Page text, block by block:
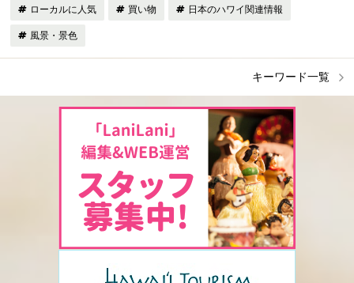
ローカルに人気 買い物 日本のハワイ関連情報
風景・景色
キーワード一覧